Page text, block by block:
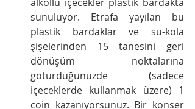
sunuluyor. Etrafa yayılan bu
plastik bardaklar ve su-kola
şişelerinden 15 tanesini geri
dönüşüm noktalarına
götürdüğünüzde (sadece
içeceklerde kullanmak üzere) 1
coin kazanıyorsunuz. Bir konser